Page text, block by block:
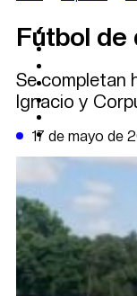
AGRO
DEPORTES
POLÍTICA
CAMBIO
DATA FIRME
DE LA
Fútbol de
Se completan
Ignacio y
17 de mayo de